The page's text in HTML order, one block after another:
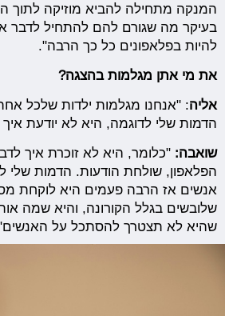
המנקה מתחילה להביא מוזיקה לתוך
בעיקר מה שגורם להם להתחיל לדבר
להיות בפלאפונים כל כך הרבה".
את מי אתן מגלמות בהצגה?
אליה: "אנחנו מגלמות ילדות שלכל
הדמות שלי לדוגמה, היא לא יודעת
שואבה: "כלומר, היא לא זוכרת איך
הפלאפון, שולחת הודעות. הדמות
אנשים אז הרבה פעמים היא לוקחת
שלובשים בגלל הקורונה, והיא שמה
שהיא לא תצטרך להסתכל על